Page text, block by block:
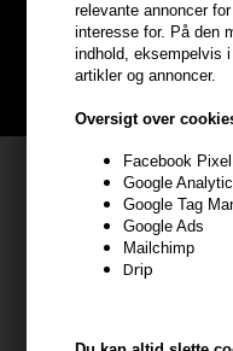
relevante annoncer
interesse for. På den
indhold, eksempelvis
artikler og annoncer.
Oversigt over
Facebook
Google
Google Tag
Google Ads
Mailchimp
Drip
Bliv helt gratis en del af
handler
BLIV GRATIS MEDLEM
Kundeservice
Frisenborgvej 6A
kundeservice@hair247.dk